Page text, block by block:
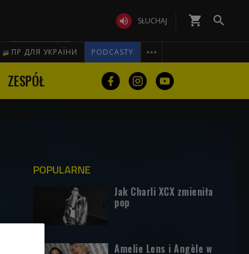
 SŁUCHAJ shopping_cart 
ПР ДЛЯ УКРАЇНИ PODCASTY 
ZESPÓŁ
POPULARNE
Jak Charli XCX zmieniła
pop
Amelie Lens i Angèle w